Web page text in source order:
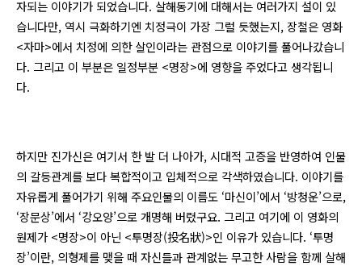
자되는 이야기가 되었습니다. 살해동기에 대해서는 여러가지 설이 있
습니다만, 역시 극화하기엔 치정극이 가장 그럴 듯했는지, 장철은 영화
<자마>에서 치정에 의한 살인이라는 관점으로 이야기를 풀어나갔습니
다. 그리고 이 부분은 일정부분 <명장>에 영향을 주었다고 생각됩니
다.
하지만 진가신은 여기서 한 발 더 나아가, 시대적 고증을 반영하여 인물
의 갈등관계를 보다 복합적이고 입체적으로 각색하였습니다. 이야기를
자유롭게 풀어가기 위해 주요인물의 이름도 ‘마신이’에서 ‘방청운’으로,
‘장문상’에서 ‘강오양’으로 개명해 버렸구요. 그리고 여기에 이 영화의
원제가 <명장>이 아닌 <투명장(投名狀)>인 이유가 있습니다. ‘투명
장’이란, 의형제를 맺을 때 자신들과 관계없는 무고한 사람을 함께 살해